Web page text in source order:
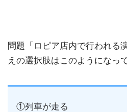
問題「ロピア店内で行われる
えの選択肢はこのようになっ
①列車が走る